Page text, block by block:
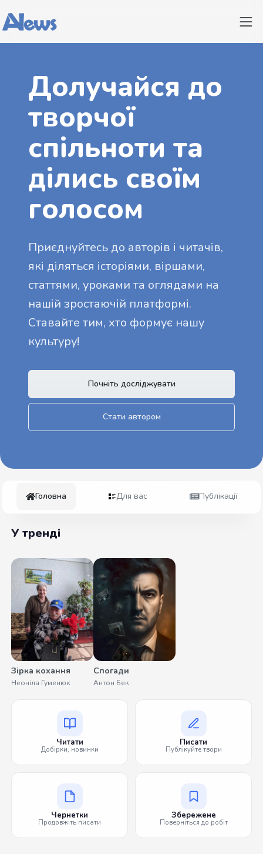
Долучайся до
творчої
спільноти та
ділись своїм
голосом
Приєднуйтесь до авторів і читачів,
які діляться історіями, віршами,
статтями, уроками та оглядами на
нашій зростаючій платформі.
Ставайте тим, хто формує нашу
культуру!
Почніть досліджувати
Стати автором
Головна Для вас Публікації
У тренді
Зірка кохання
Неоніла Гуменюк
Спогади
Антон Бек
Читати
Добірки, новинки
Писати
Публікуйте твори
Чернетки
Продовжіть писати
Збережене
Поверніться до робіт